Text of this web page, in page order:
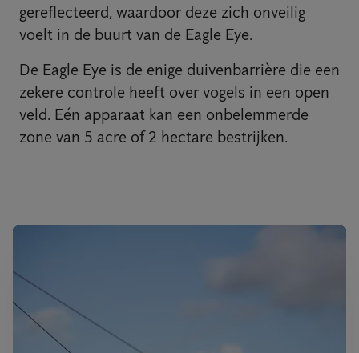
gereflecteerd, waardoor deze zich onveilig
voelt in de buurt van de Eagle Eye.
De Eagle Eye is de enige duivenbarrière die een
zekere controle heeft over vogels in een open
veld. Eén apparaat kan een onbelemmerde
zone van 5 acre of 2 hectare bestrijken.